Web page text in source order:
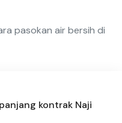
pasokan air bersih di
kontrak Naji